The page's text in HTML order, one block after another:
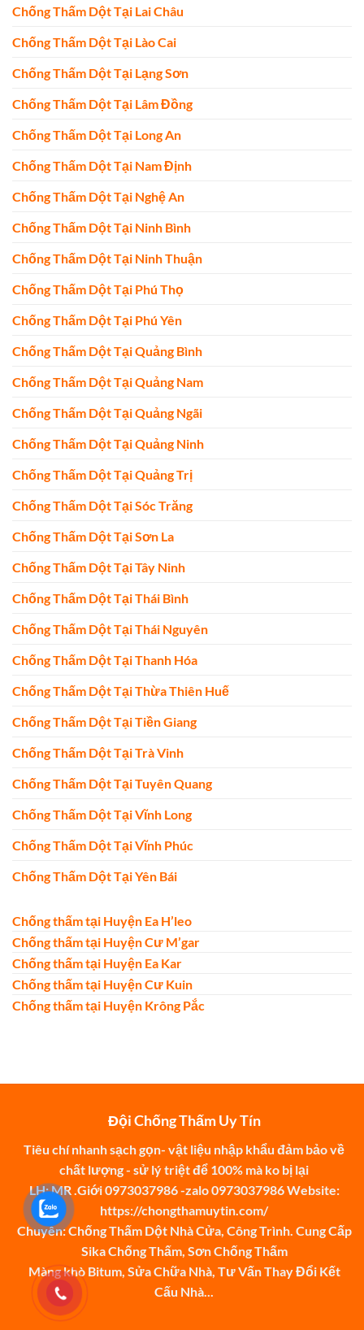
Chống Thấm Dột Tại Lai Châu
Chống Thấm Dột Tại Lào Cai
Chống Thấm Dột Tại Lạng Sơn
Chống Thấm Dột Tại Lâm Đồng
Chống Thấm Dột Tại Long An
Chống Thấm Dột Tại Nam Định
Chống Thấm Dột Tại Nghệ An
Chống Thấm Dột Tại Ninh Bình
Chống Thấm Dột Tại Ninh Thuận
Chống Thấm Dột Tại Phú Thọ
Chống Thấm Dột Tại Phú Yên
Chống Thấm Dột Tại Quảng Bình
Chống Thấm Dột Tại Quảng Nam
Chống Thấm Dột Tại Quảng Ngãi
Chống Thấm Dột Tại Quảng Ninh
Chống Thấm Dột Tại Quảng Trị
Chống Thấm Dột Tại Sóc Trăng
Chống Thấm Dột Tại Sơn La
Chống Thấm Dột Tại Tây Ninh
Chống Thấm Dột Tại Thái Bình
Chống Thấm Dột Tại Thái Nguyên
Chống Thấm Dột Tại Thanh Hóa
Chống Thấm Dột Tại Thừa Thiên Huế
Chống Thấm Dột Tại Tiền Giang
Chống Thấm Dột Tại Trà Vinh
Chống Thấm Dột Tại Tuyên Quang
Chống Thấm Dột Tại Vĩnh Long
Chống Thấm Dột Tại Vĩnh Phúc
Chống Thấm Dột Tại Yên Bái
Chống thấm tại Huyện Ea H’leo
Chống thấm tại Huyện Cư M’gar
Chống thấm tại Huyện Ea Kar
Chống thấm tại Huyện Cư Kuin
Chống thấm tại Huyện Krông Pắc
Đội Chống Thấm Uy Tín
Tiêu chí nhanh sạch gọn- vật liệu nhập khẩu đảm bảo về
chất lượng - sử lý triệt để 100% mà ko bị lại
LH: MR .Giới 0973037986 -zalo 0973037986 Website:
https://chongthamuytin.com/
Chuyên: Chống Thấm Dột Nhà Cửa, Công Trình. Cung Cấp
Sika Chống Thấm, Sơn Chống Thấm
Màng khò Bitum, Sửa Chữa Nhà, Tư Vấn Thay Đổi Kết
Cấu Nhà...